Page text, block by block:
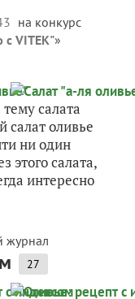
на конкурс
с VITEK"»
салата
салат оливье
ни один
этого салата,
интересно
журнал
27